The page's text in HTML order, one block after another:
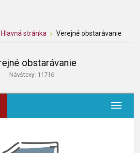
Hlavná stránka Verejné obstarávanie
obstarávanie
Návštevy: 11716